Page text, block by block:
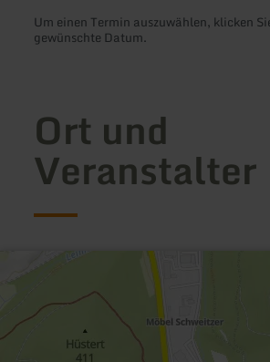
Um einen Termin auszuwählen, klicken
gewünschte Datum.
Ort und
Veranstalter